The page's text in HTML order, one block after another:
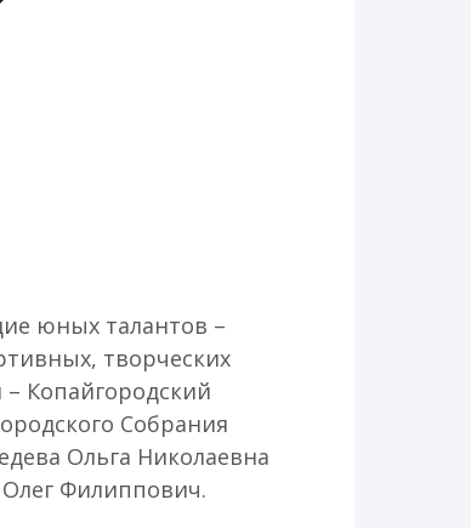
юных талантов –
творческих
Копайгородский
Собрания
Ольга Николаевна
Филиппович.